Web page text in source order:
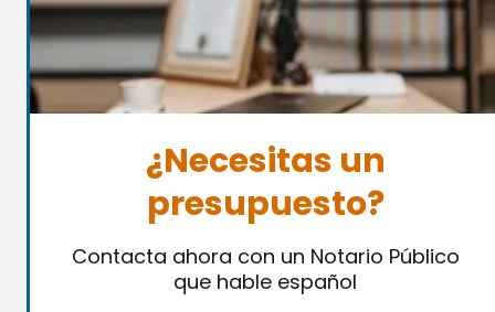
¿Necesitas un
presupuesto?
Contacta ahora con un Notario Público
que hable español